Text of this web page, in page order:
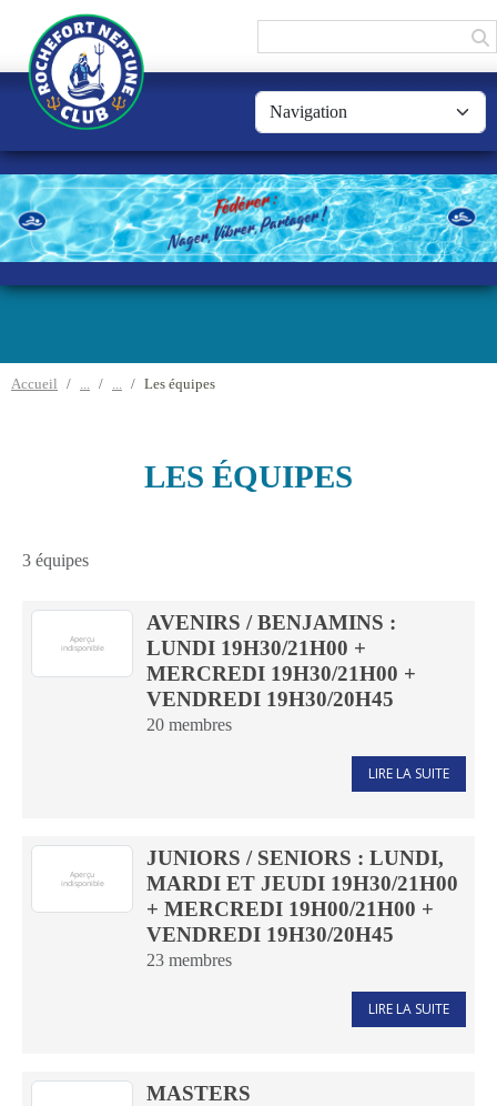
Accueil Les équipes
LES ÉQUIPES
3 équipes
AVENIRS / BENJAMINS :
LUNDI 19H30/21H00 +
MERCREDI 19H30/21H00 +
VENDREDI 19H30/20H45
20 membres
LIRE LA SUITE
JUNIORS / SENIORS : LUNDI,
MARDI ET JEUDI 19H30/21H00
+ MERCREDI 19H00/21H00 +
VENDREDI 19H30/20H45
23 membres
LIRE LA SUITE
MASTERS
Panneau de gestion des cookies